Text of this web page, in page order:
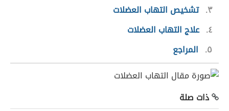
٣ تشخيص التهاب العضلات
٤ علاج التهاب العضلات
٥
المراجع
ذات صلة